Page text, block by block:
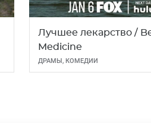
Лучшее лекарство /
Medicine
ДРАМЫ, КОМЕДИИ